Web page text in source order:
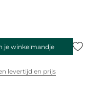
je winkelmandje
levertijd en prijs